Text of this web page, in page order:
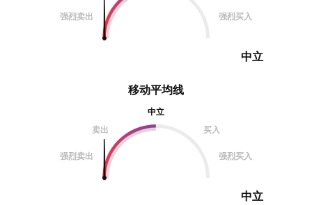
强烈卖出 强烈买入
中立
移动平均线
中立
卖出
买入
强烈卖出 强烈买入
中立